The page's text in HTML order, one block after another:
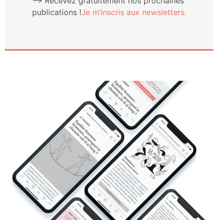
publi­ca­tions !Je m’ins­cris aux newsletters.